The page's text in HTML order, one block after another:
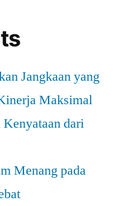
Jangkaan yang
Maksimal
dari
Menang pada